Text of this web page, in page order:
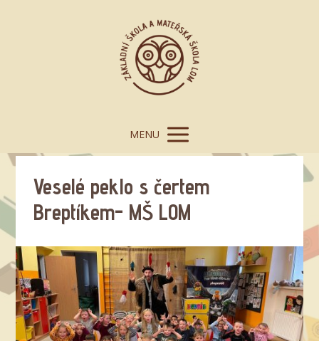
MENU
Veselé peklo s čertem
Breptíkem- MŠ LOM